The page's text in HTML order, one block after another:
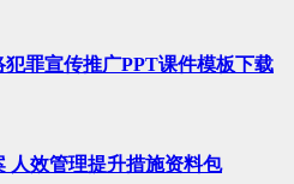
罪宣传推广PPT课件模板下载
人效管理提升措施资料包